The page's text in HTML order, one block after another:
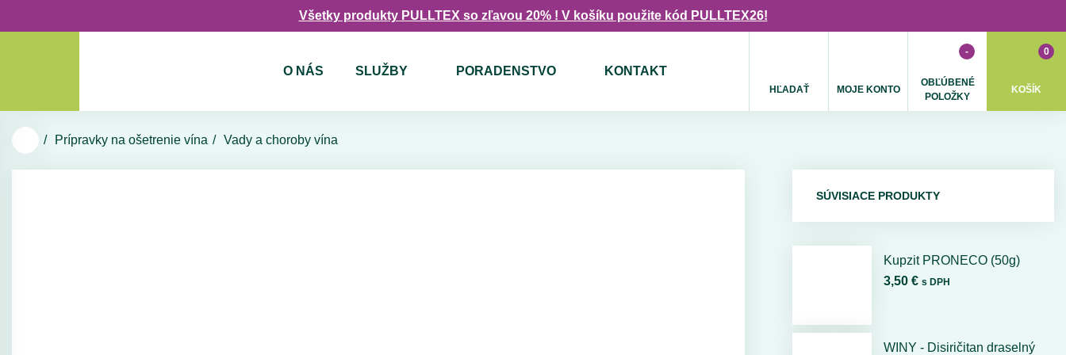
Všetky produkty PULLTEX so zľavou 20% ! V košíku použite kód PULLTEX26!
O NÁS SLUŽBY PORADENSTVO KONTAKT
HĽADAŤ MOJE KONTO
OBĽÚBENÉ
POLOŽKY
-
KOŠÍK
0
Prípravky na ošetrenie vína Vady a choroby vína
SÚVISIACE PRODUKTY
Kupzit PRONECO (50g)
3,50 € s DPH
WINY - Disiričitan draselný